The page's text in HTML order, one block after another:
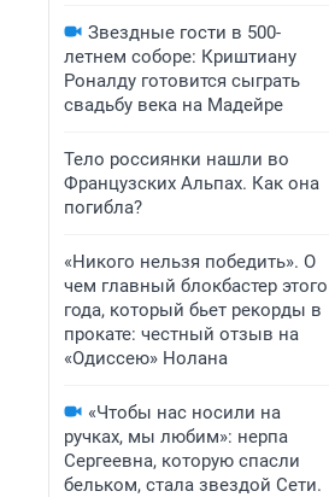
Звездные гости в 500-
летнем соборе: Криштиану
Роналду готовится сыграть
свадьбу века на Мадейре
Тело россиянки нашли во
Французских Альпах. Как она
погибла?
«Никого нельзя победить». О
чем главный блокбастер этого
года, который бьет рекорды в
прокате: честный отзыв на
«Одиссею» Нолана
«Чтобы нас носили на
ручках, мы любим»: нерпа
Сергеевна, которую спасли
бельком, стала звездой Сети.